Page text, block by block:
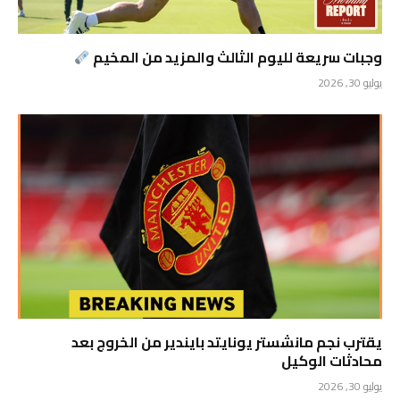
وجبات سريعة لليوم الثالث والمزيد من المخيم
يوليو 30, 2026
يقترب نجم مانشستر يونايتد بايندير من الخروج بعد
محادثات الوكيل
يوليو 30, 2026